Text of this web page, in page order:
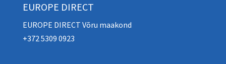
EUROPE DIRECT
EUROPE DIRECT Võru maakond
+372 5309 0923